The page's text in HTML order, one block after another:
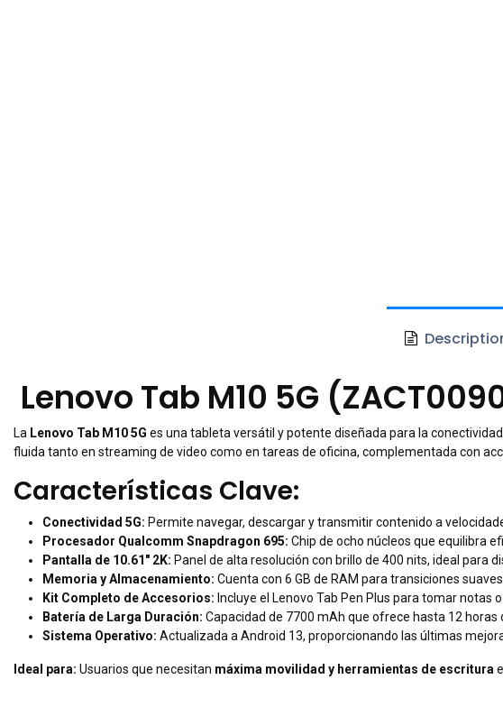
Lenovo Tab M10 5G
La Lenovo Tab M10 5G es una tableta versátil y potente diseñada para la
fluida tanto en streaming de video como en tareas de oficina, complementada con
Características Clave:
Conectividad 5G: Permite navegar, descargar y transmitir contenido a
Procesador Qualcomm Snapdragon 695: Chip de ocho núcleos que equilibra
Pantalla de 10.61" 2K: Panel de alta resolución con brillo de 400 nits, ideal para
Memoria y Almacenamiento: Cuenta con 6 GB de RAM para transiciones
Kit Completo de Accesorios: Incluye el Lenovo Tab Pen Plus para tomar notas
Batería de Larga Duración: Capacidad de 7700 mAh que ofrece hasta 12 horas
Sistema Operativo: Actualizada a Android 13, proporcionando las últimas
Ideal para: Usuarios que necesitan máxima movilidad y herramientas de escritura